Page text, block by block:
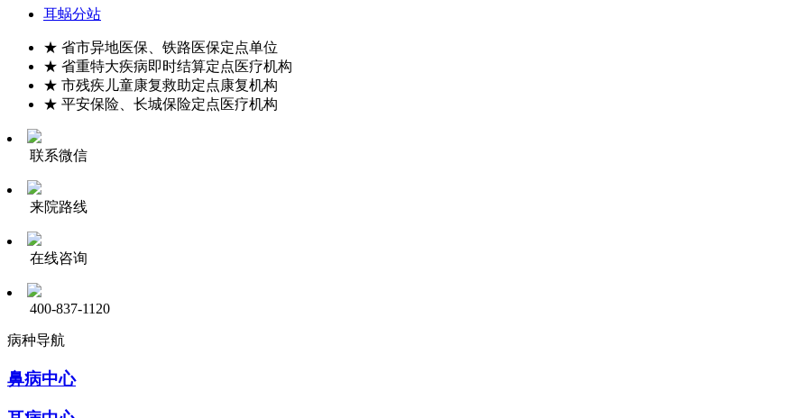
耳蜗分站
★ 省市异地医保、铁路医保定点单位
★ 省重特大疾病即时结算定点医疗机构
★ 市残疾儿童康复救助定点康复机构
★ 平安保险、长城保险定点医疗机构
联系微信
来院路线
在线咨询
400-837-1120
病种导航
鼻病中心